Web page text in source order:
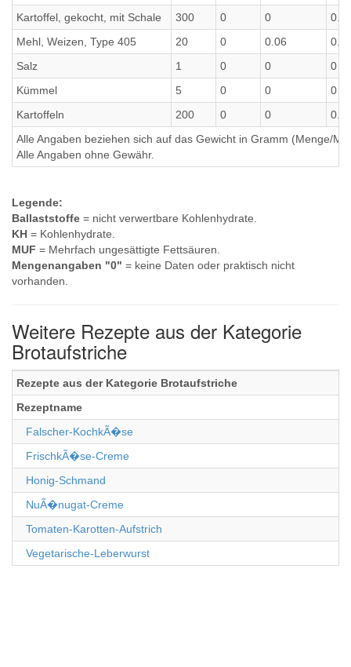
Kartoffel, gekocht, mit Schale
300 0 0
0.3
Mehl, Weizen, Type 405
20 0 0.06
Salz
1 0 0
0
Kümmel
5 0 0
0
Kartoffeln
200 0 0
0.2
Alle Angaben beziehen sich auf das Gewicht in Gramm (Menge/
Alle Angaben ohne Gewähr.
Legende:
Ballaststoffe = nicht verwertbare Kohlenhydrate.
KH = Kohlenhydrate.
MUF = Mehrfach ungesättigte Fettsäuren.
Mengenangaben "0" = keine Daten oder praktisch nicht
vorhanden.
Weitere Rezepte aus der Kategorie
Brotaufstriche
Rezepte aus der Kategorie Brotaufstriche
Rezeptname
Falscher-KochkÃ�se
FrischkÃ�se-Creme
Honig-Schmand
NuÃ�nugat-Creme
Tomaten-Karotten-Aufstrich
Vegetarische-Leberwurst